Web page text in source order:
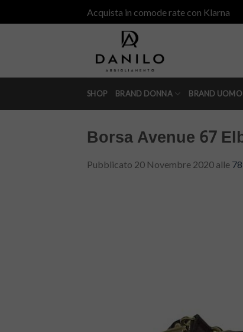
to
Acquista in comode rate con Klarna
SHOP BRAND DONNA BRAND UOMO
Borsa Avenue 67
Pubblicato 20 Novembre 2020 alle